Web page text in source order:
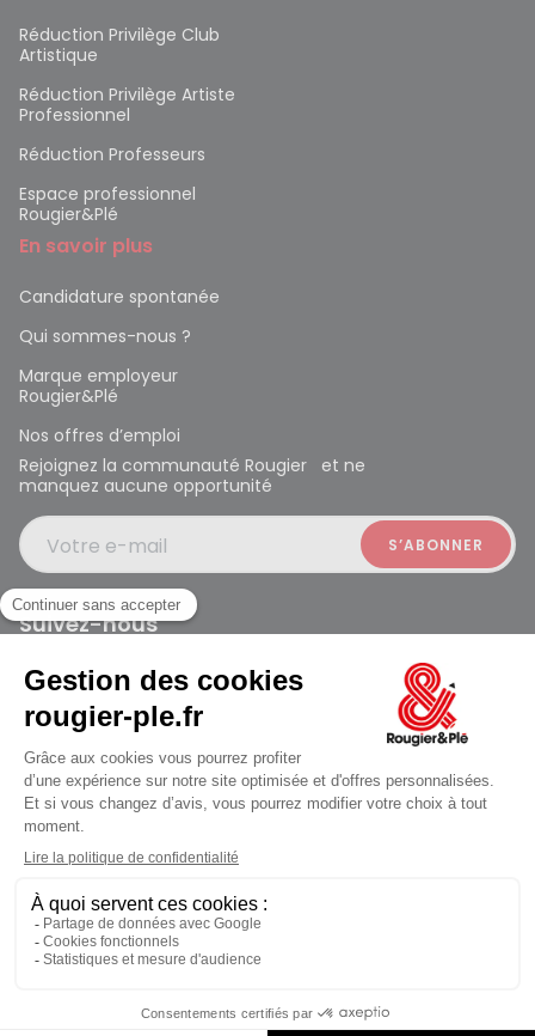
Réduction Privilège Club
Artistique
Réduction Privilège Artiste
Professionnel
Réduction Professeurs
Espace professionnel
Rougier&Plé
En savoir plus
Candidature spontanée
Qui sommes-nous ?
Marque employeur
Rougier&Plé
Nos offres d’emploi
Rejoignez la communauté Rougier et ne
manquez aucune opportunité
Votre e-mail
Suivez-nous
Rougier et Plé 2024 Copyright
Mentions légales
Conditions générales des ventes
Données personnelles
Paiement sécurisé